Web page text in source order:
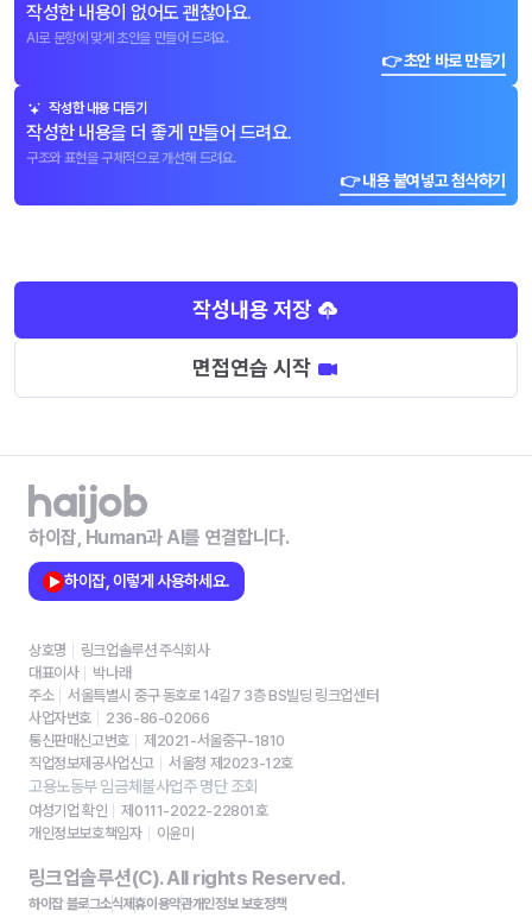
작성한 내용이 없어도 괜찮아요.
AI로 문항에 맞게 초안을 만들어 드려요.
👉 초안 바로 만들기
작성한 내용 다듬기
작성한 내용을 더 좋게 만들어 드려요.
구조와 표현을 구체적으로 개선해 드려요.
👉 내용 붙여넣고 첨삭하기
작성내용 저장
면접연습 시작
하이잡, Human과 AI를 연결합니다.
하이잡, 이렇게 사용하세요.
상호명
링크업솔루션 주식회사
대표이사
박나래
주소
서울특별시 중구 동호로 14길7 3층 BS빌딩 링크업센터
사업자번호
236-86-02066
통신판매신고번호
제2021-서울중구-1810
직업정보제공사업신고
서울청 제2023-12호
고용노동부 임금체불사업주 명단 조회
여성기업 확인
제0111-2022-22801호
개인정보보호책임자
이윤미
링크업솔루션(C). All rights Reserved.
하이잡 블로그소식제휴이용약관개인정보 보호정책